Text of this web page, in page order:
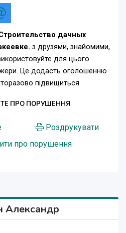
дачных
з друзями, знайомими,
для цього
Це додасть оголошенню
підвищиться.
ПРО ПОРУШЕННЯ
Роздрукувати
про порушення
Александр